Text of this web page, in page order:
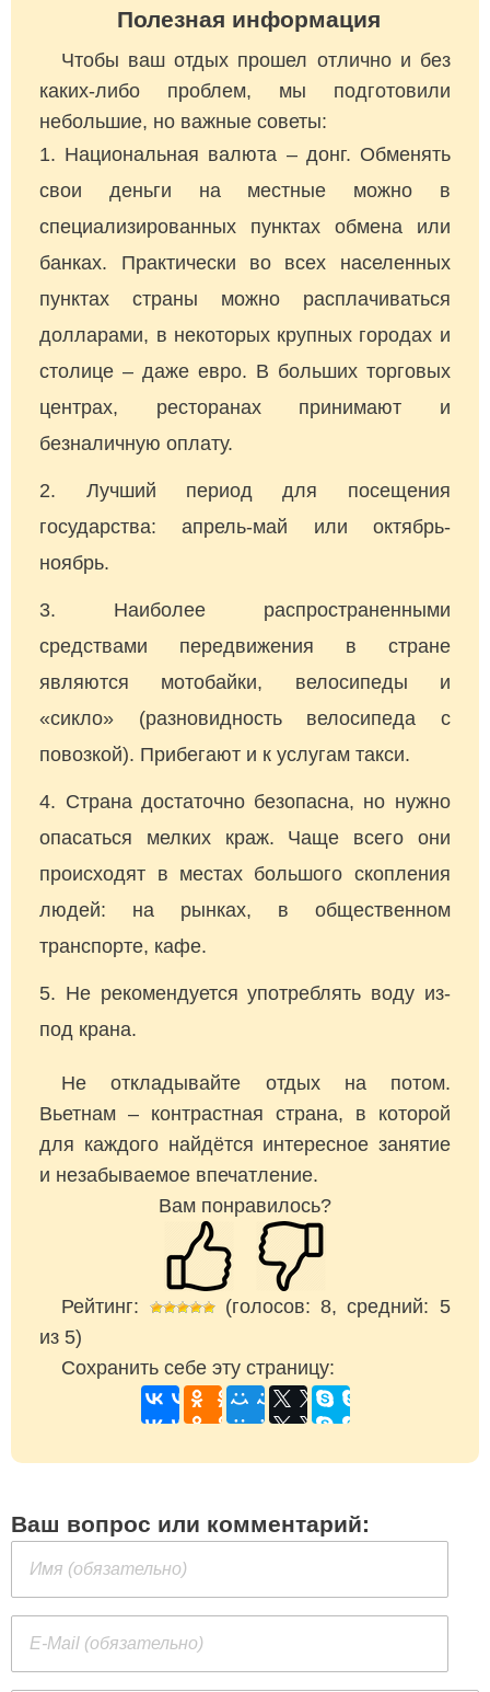
Полезная информация
Чтобы ваш отдых прошел отлично и без
каких-либо проблем, мы подготовили
небольшие, но важные советы:
Национальная валюта – донг. Обменять
свои деньги на местные можно в
специализированных пунктах обмена или
банках. Практически во всех населенных
пунктах страны можно расплачиваться
долларами, в некоторых крупных городах и
столице – даже евро. В больших торговых
центрах, ресторанах принимают и
безналичную оплату.
Лучший период для посещения
государства: апрель-май или октябрь-
ноябрь.
Наиболее распространенными
средствами передвижения в стране
являются мотобайки, велосипеды и
«сикло» (разновидность велосипеда с
повозкой). Прибегают и к услугам такси.
Страна достаточно безопасна, но нужно
опасаться мелких краж. Чаще всего они
происходят в местах большого скопления
людей: на рынках, в общественном
транспорте, кафе.
Не рекомендуется употреблять воду из-
под крана.
Не откладывайте отдых на потом.
Вьетнам – контрастная страна, в которой
для каждого найдётся интересное занятие
и незабываемое впечатление.
Вам понравилось?
Рейтинг: (голосов:8, средний: 5
из 5)
Сохранить себе эту страницу:
Ваш вопрос или комментарий: